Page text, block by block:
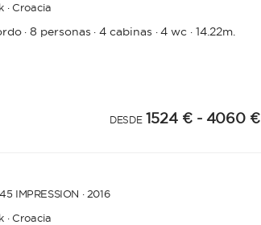
· Croacia
·8 personas ·4 cabinas ·4 wc · 14.22m.
DESDE 1524 € - 4060 €
IMPRESSION · 2016
· Croacia